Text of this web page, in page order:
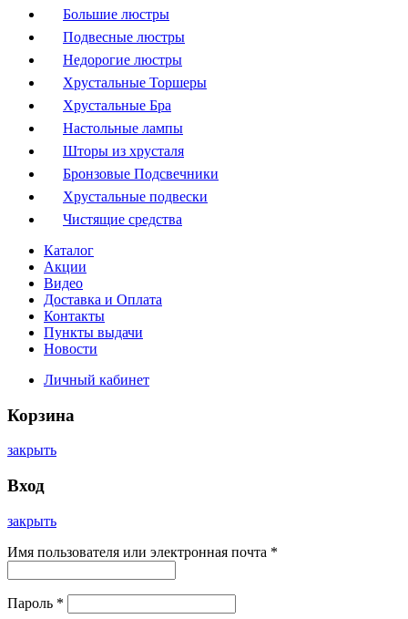
Большие люстры
Подвесные люстры
Недорогие люстры
Хрустальные Торшеры
Хрустальные Бра
Настольные лампы
Шторы из хрусталя
Бронзовые Подсвечники
Хрустальные подвески
Чистящие средства
Каталог
Акции
Видео
Доставка и Оплата
Контакты
Пункты выдачи
Новости
Личный кабинет
Корзина
закрыть
Вход
закрыть
Имя пользователя или электронная почта *
Пароль *